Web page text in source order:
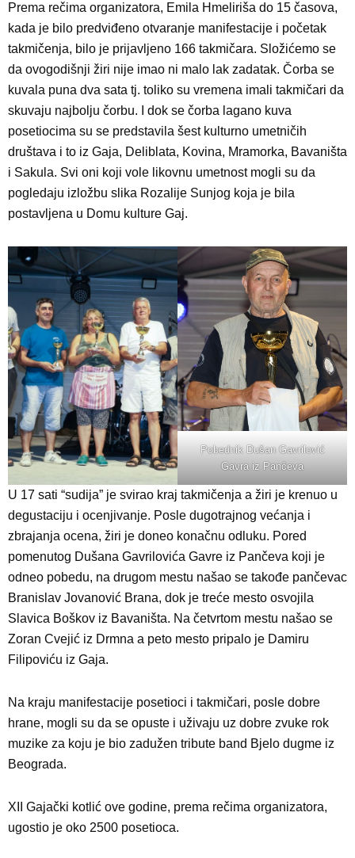
Prema rečima organizatora, Emila Hmeliriša do 15 časova,
kada je bilo predviđeno otvaranje manifestacije i početak
takmičenja, bilo je prijavljeno 166 takmičara. Složićemo se
da ovogodišnji žiri nije imao ni malo lak zadatak. Čorba se
kuvala puna dva sata tj. toliko su vremena imali takmičari da
skuvaju najbolju čorbu. I dok se čorba lagano kuva
posetiocima su se predstavila šest kulturno umetničih
društava i to iz Gaja, Deliblata, Kovina, Mramorka, Bavaništa
i Sakula. Svi oni koji vole likovnu umetnost mogli su da
pogledaju izložbu slika Rozalije Sunjog koja je bila
postavljena u Domu kulture Gaj.
Pobednik Dušan Gavrilović
Gavra iz Pančeva
U 17 sati “sudija” je svirao kraj takmičenja a žiri je krenuo u
degustaciju i ocenjivanje. Posle dugotrajnog većanja i
zbrajanja ocena, žiri je doneo konačnu odluku. Pored
pomenutog Dušana Gavrilovića Gavre iz Pančeva koji je
odneo pobedu, na drugom mestu našao se takođe pančevac
Branislav Jovanović Brana, dok je treće mesto osvojila
Slavica Boškov iz Bavaništa. Na četvrtom mestu našao se
Zoran Cvejić iz Drmna a peto mesto pripalo je Damiru
Filipoviću iz Gaja.
Na kraju manifestacije posetioci i takmičari, posle dobre
hrane, mogli su da se opuste i uživaju uz dobre zvuke rok
muzike za koju je bio zadužen tribute band Bjelo dugme iz
Beograda.
XII Gajački kotlić ove godine, prema rečima organizatora,
ugostio je oko 2500 posetioca.